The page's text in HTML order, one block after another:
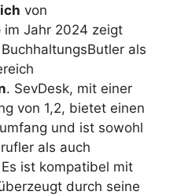
von
im Jahr 2024 zeigt
als
. SevDesk, mit einer
von 1,2, bietet einen
und ist sowohl
als auch
ist kompatibel mit
durch seine